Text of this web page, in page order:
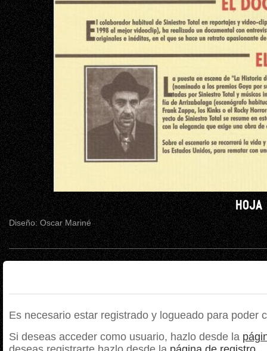
HOJA
Diseño: Oscar Mariné
Es necesario estar registrado y logueado para poder
Si deseas acceder como usuario, hazlo desde la